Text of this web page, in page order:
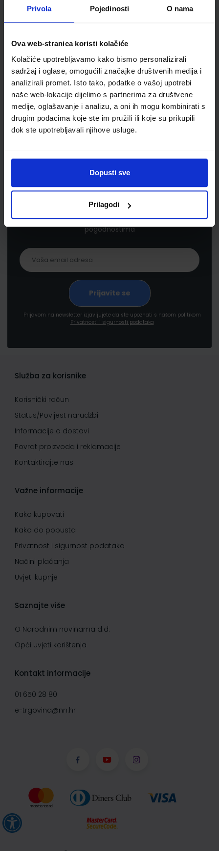
Privola Pojedinosti O nama
Ova web-stranica koristi kolačiće
Kolačiće upotrebljavamo kako bismo personalizirali
sadržaj i oglase, omogućili značajke društvenih medija i
analizirali promet. Isto tako, podatke o vašoj upotrebi
naše web-lokacije dijelimo s partnerima za društvene
medije, oglašavanje i analizu, a oni ih mogu kombinirati s
drugim podacima koje ste im pružili ili koje su prikupili
dok ste upotrebljavali njihove usluge.
Dopusti sve
Prilagodi
Školski razred
30 3.RAZRED SŠ
Vrsta školske knjige
Nastavni predmet
INFORMATIKA
Reg br min
6589
Newsletter prijava
Prijavite se kako bi primali informacije o novim
proizvodima i uslugama, akcijama i drugim
pogodnostima
Prijavom na newsletter izjavljujete da ste upoznati s našom politikom
Privatnosti i sigurnosti podataka
Služba za korisnike
Korisnički račun
Status/Povijest narudžbi
Informacije o dostavi
Povrat proizvoda i reklamacije
Kontaktirajte nas
Važne informacije
Kako kupovati
Kako do popusta
Privatnost i sigurnost podataka
Načini plaćanja
Uvjeti kupnje
Saznajte više
O Narodnim novinama d.d.
Opći uvjeti korištenja
Kontakt informacije
01 650 28 80
e-trgovina@nn.hr